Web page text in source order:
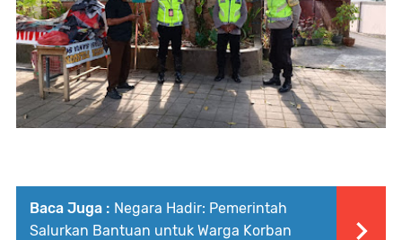
Baca Juga : Negara Hadir: Pemerintah
Salurkan Bantuan untuk Warga Korban